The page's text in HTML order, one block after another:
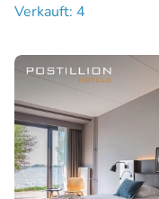
Verkauft: 4